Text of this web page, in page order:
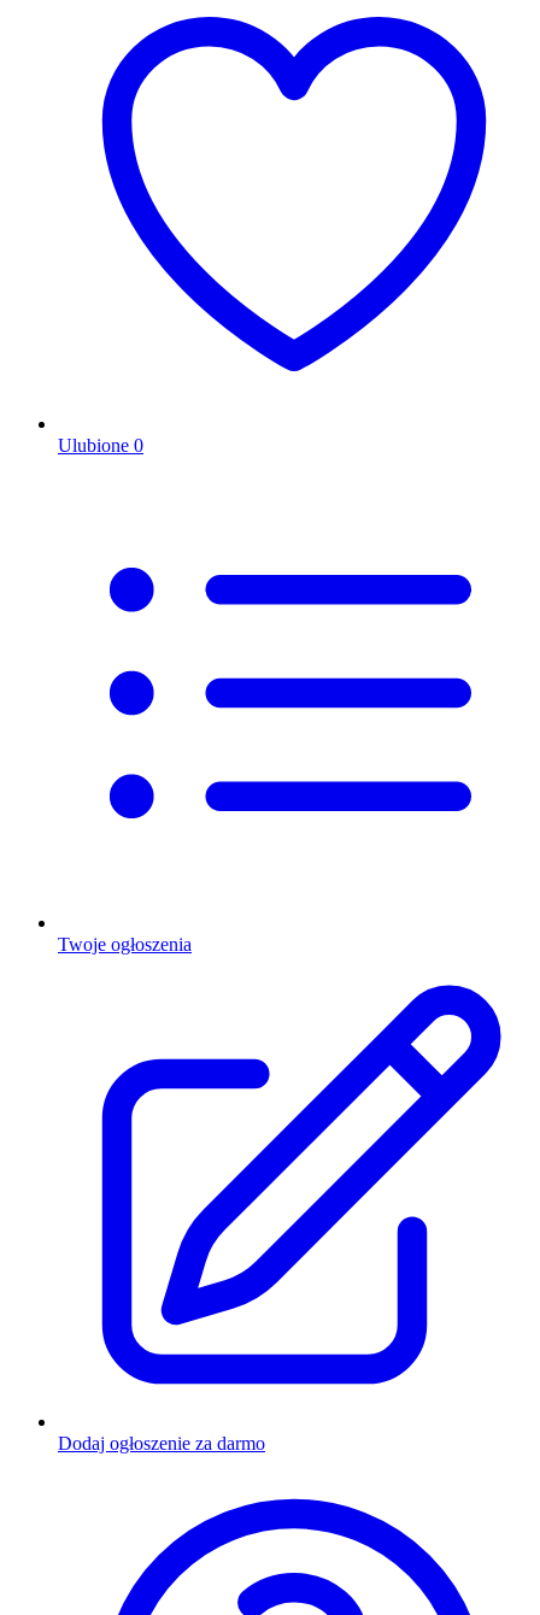
Ulubione 0
Twoje ogłoszenia
Dodaj ogłoszenie za darmo